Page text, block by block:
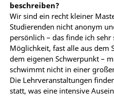
beschreiben?
Wir sind ein recht kleiner
Studierenden nicht anonym
persönlich – das finde ich
Möglichkeit, fast alle aus dem
dem eigenen Schwerpunkt –
schwimmt nicht in einer
Die Lehrveranstaltungen
statt, was eine intensive